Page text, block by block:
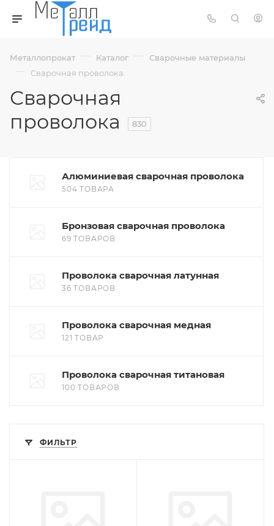
Металлопрокат — Каталог — Сварочные материалы
— Сварочная проволока
Сварочная
проволока
830
Алюминиевая сварочная проволока
504 ТОВАРА
Бронзовая сварочная проволока
69 ТОВАРОВ
Проволока сварочная латунная
36 ТОВАРОВ
Проволока сварочная медная
121 ТОВАР
Проволока сварочная титановая
100 ТОВАРОВ
ФИЛЬТР